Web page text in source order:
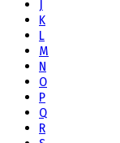
J
K
L
M
N
O
P
Q
R